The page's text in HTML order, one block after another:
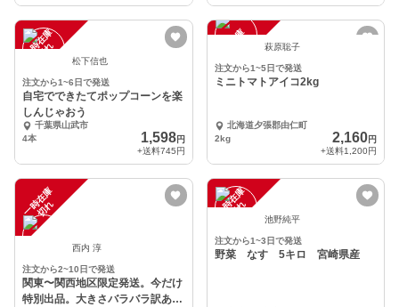
一
時
在
庫
切
れ
松下信也
注文から1~6日で発送
自宅でできたてポップコーンを楽
しんじゃおう
千葉県山武市
4本
1,598円
+送料745円
一
在
庫
切 萩原聡子
注文から1~5日で発送
ミニトマトアイコ2kg
北海道夕張郡由仁町
2kg
2,160円
+送料1,200円
一
時
在
庫
切
れ
西内 淳
注文から2~10日で発送
関東〜関西地区限定発送。今だけ
特別出品。大きさバラバラ訳あり
一
時
在
庫
切
れ
池野純平
注文から1~3日で発送
野菜 なす 5キロ 宮崎県産